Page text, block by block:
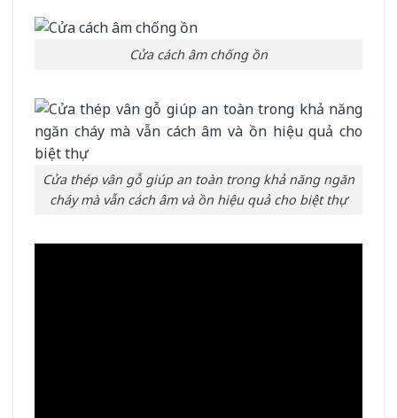
Cửa cách âm chống ồn
Cửa thép vân gỗ giúp an toàn trong khả năng ngăn
cháy mà vẫn cách âm và ồn hiệu quả cho biệt thự